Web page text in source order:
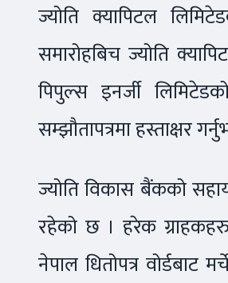
ज्योति क्यापिटल
समारोहबिच ज्योति
पिपुल्स इनर्जी
सम्झौतापत्रमा हस्ताक्षर
ज्योति विकास बैंकको
रहेको छ । हरेक
नेपाल धितोपत्र वोर्डबाट